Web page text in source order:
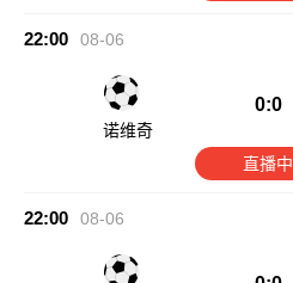
22:00 08-06
诺维奇
0:0
直播中
22:00 08-06